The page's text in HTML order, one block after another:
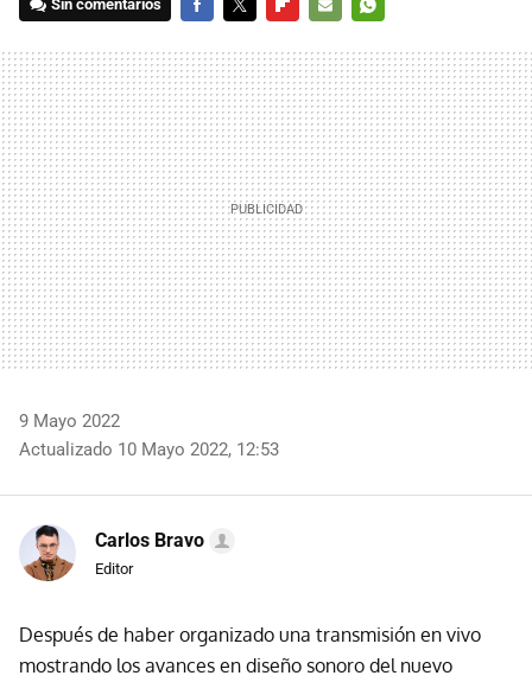
Sin comentarios
MAIL
9 Mayo 2022
Actualizado 10 Mayo 2022, 12:53
Carlos Bravo
Editor
Después de haber organizado una transmisión en vivo
mostrando los avances en diseño sonoro del nuevo